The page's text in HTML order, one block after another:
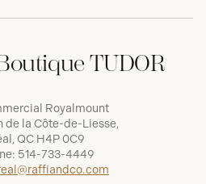
TUDOR
Royalmount
de la Côte-de-Liesse,
QC H4P 0C9
514-733-4449